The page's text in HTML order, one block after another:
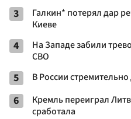
3
Галкин* потерял дар
Киеве
4
На Западе забили
СВО
5 В России
6
Кремль переиграл
сработала